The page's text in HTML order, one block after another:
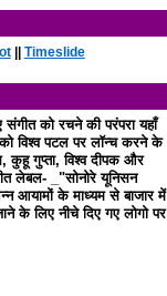
|| Timeslide
को रचने की परंपरा यहाँ
विश्व पटल पर लॉन्च करने के
कुहू गुप्ता, विश्व दीपक और
लेबल- _"सोनोरे यूनिसन
आयामों के माध्यम से बाजार में
के लिए नीचे दिए गए लोगो पर